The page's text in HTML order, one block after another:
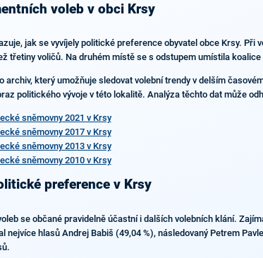
voleb v obci Krsy
jak se vyvíjely politické preference obyvatel obce Krsy.
třetiny voličů. Na druhém místě se s odstupem umístila
archiv, který umožňuje sledovat volební trendy v delším
politického vývoje v této lokalitě. Analýza těchto dat může
sněmovny 2021 v Krsy
sněmovny 2017 v Krsy
sněmovny 2013 v Krsy
sněmovny 2010 v Krsy
preference v Krsy
se občané pravidelně účastní i dalších volebních klání.
nejvíce hlasů Andrej Babiš (49,04 %), následovaný Petrem